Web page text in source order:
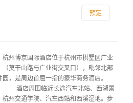
预定
博京国际酒店位于杭州市拱墅区广业
（莫干山路与广业街交叉口），毗邻北部
园，是周边首屈一指的豪华商务酒店。
店周围临近长途汽车北站、西湖景
杭州交通学院、汽车西站和西溪湿地。步